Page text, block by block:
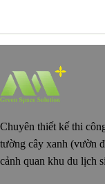
Chuyên thiết kế thi
tường cây xanh (vườn
cảnh quan khu du lịch